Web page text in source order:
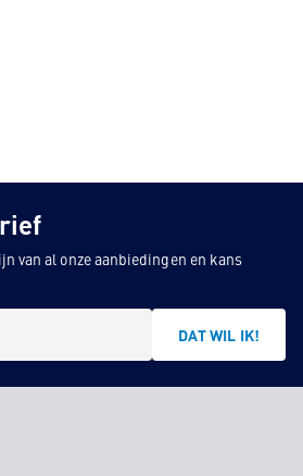
van al onze aanbiedingen en kans
DAT WIL IK!